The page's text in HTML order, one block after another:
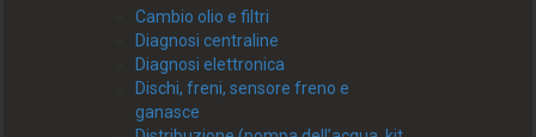
Cambio olio e filtri
Diagnosi centraline
Diagnosi elettronica
Dischi, freni, sensore freno e
ganasce